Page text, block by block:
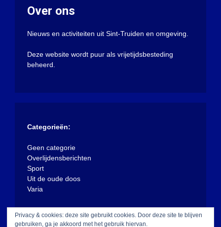
Over ons
Nieuws en activiteiten uit Sint-Truiden en omgeving.
Deze website wordt puur als vrijetijdsbesteding
beheerd.
Categorieën:
Geen categorie
Overlijdensberichten
Sport
Uit de oude doos
Varia
Privacy & cookies: deze site gebruikt cookies. Door deze site te blijven
gebruiken, ga je akkoord met het gebruik hiervan.